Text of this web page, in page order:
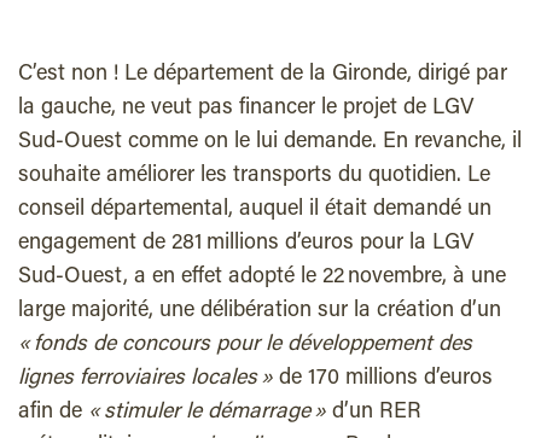
C’est non ! Le département de la Gironde, dirigé par
la gauche, ne veut pas financer le projet de LGV
Sud-Ouest comme on le lui demande. En revanche, il
souhaite améliorer les transports du quotidien. Le
conseil départemental, auquel il était demandé un
engagement de 281 millions d’euros pour la LGV
Sud-Ouest, a en effet adopté le 22 novembre, à une
large majorité, une délibération sur la création d’un
« fonds de concours pour le développement des
lignes ferroviaires locales » de 170 millions d’euros
afin de « stimuler le démarrage » d’un RER